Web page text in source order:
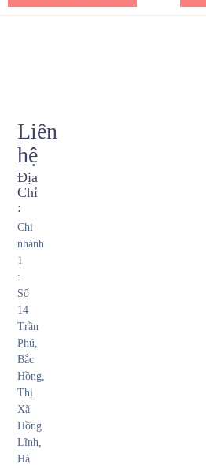
Liên
hệ
Địa
Chỉ
:
Chi
nhánh
1
:
Số
14
Trần
Phú,
Bắc
Hồng,
Thị
Xã
Hồng
Lĩnh,
Hà